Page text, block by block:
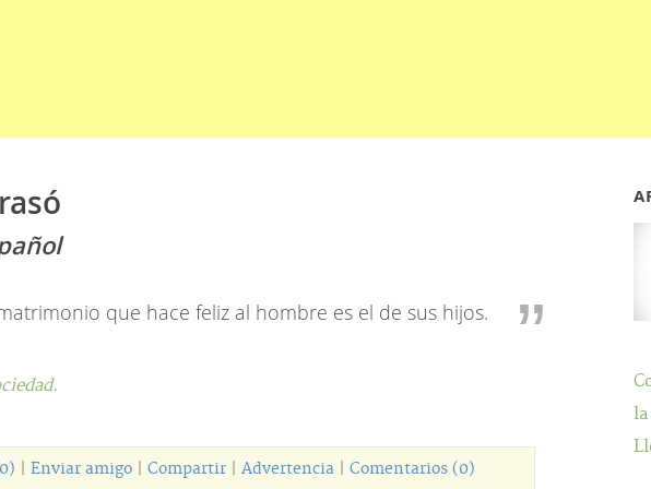
que hace feliz al hombre es el de sus hijos.
Enviar amigo Compartir Advertencia Comentarios (0)